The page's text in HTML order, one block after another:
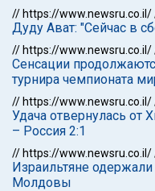
// https://www.newsru.co.il/
Дуду Ават: "Сейчас в
// https://www.newsru.co.il/
Сенсации
турнира чемпионата
// https://www.newsru.co.il/
Удача отвернулась от
– Россия 2:1
// https://www.newsru.co.il/
Израильтяне
Молдовы